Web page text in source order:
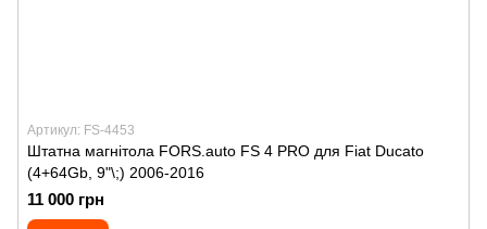
Артикул: FS-4453
Штатна магнітола FORS.auto FS 4 PRO для Fiat Ducato
(4+64Gb, 9"\;) 2006-2016
11 000 грн